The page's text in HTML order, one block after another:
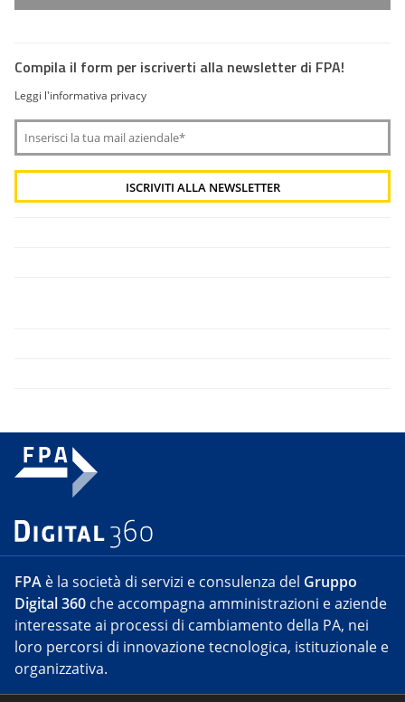
Compila il form per iscriverti alla newsletter di FPA!
Leggi l'informativa privacy
FPA è la società di servizi e consulenza del Gruppo
Digital 360 che accompagna amministrazioni e aziende
interessate ai processi di cambiamento della PA, nei
loro percorsi di innovazione tecnologica, istituzionale e
organizzativa.